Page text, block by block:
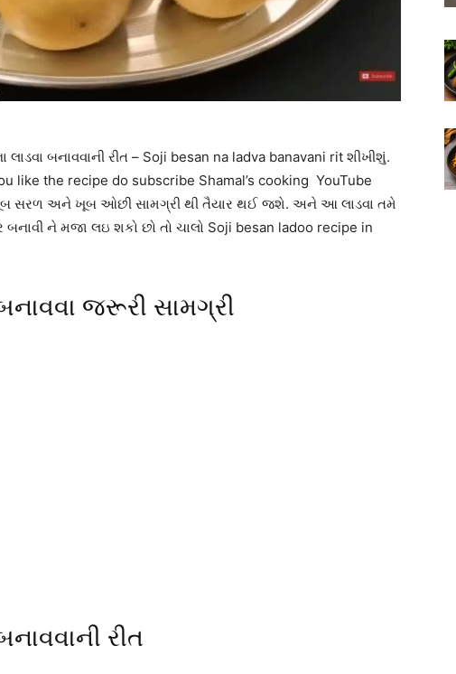
બનાવવાની રીત – Soji besan na ladva banavani rit શીખીશું.
like the recipe do subscribe Shamal’s cooking YouTube
સરળ અને ખૂબ ઓછી સામગ્રી થી તૈયાર થઈ જશે. અને આ લાડવા તમે
બનાવી ને મજા લઇ શકો છો તો ચાલો Soji besan ladoo recipe in
જરૂરી સામગ્રી
રીત